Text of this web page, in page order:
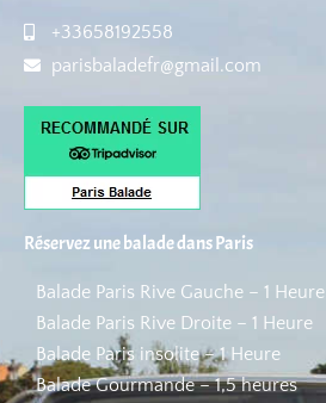
+33658192558
parisbaladefr@gmail.com
Réservez une balade dans Paris
Balade Paris Rive Gauche – 1 Heure
Balade Paris Rive Droite – 1 Heure
Balade Paris insolite – 1 Heure
Balade Gourmande – 1,5 heures